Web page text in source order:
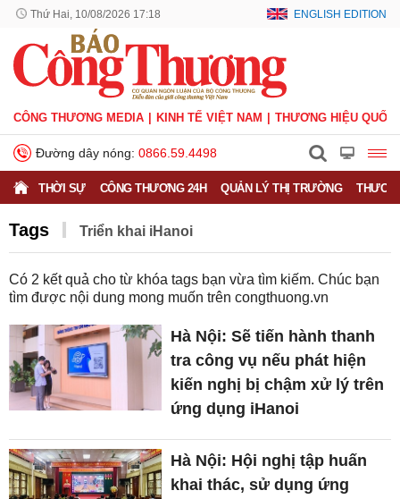
Thứ Hai, 10/08/2026 17:18 ENGLISH EDITION
CÔNG THƯƠNG MEDIA KINH TẾ VIỆT NAM THƯƠNG HIỆU QUỐC
Đường dây nóng: 0866.59.4498
THỜI SỰ CÔNG THƯƠNG 24H QUẢN LÝ THỊ TRƯỜNG
Tags Triển khai iHanoi
Có 2 kết quả cho từ khóa tags bạn vừa tìm kiếm. Chúc bạn
tìm được nội dung mong muốn trên congthuong.vn
Hà Nội: Sẽ tiến hành thanh
tra công vụ nếu phát hiện
kiến nghị bị chậm xử lý trên
ứng dụng iHanoi
Hà Nội: Hội nghị tập huấn
khai thác, sử dụng ứng